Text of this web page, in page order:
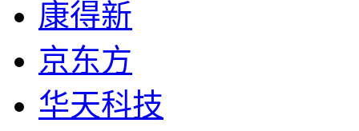
康得新
京东方
华天科技